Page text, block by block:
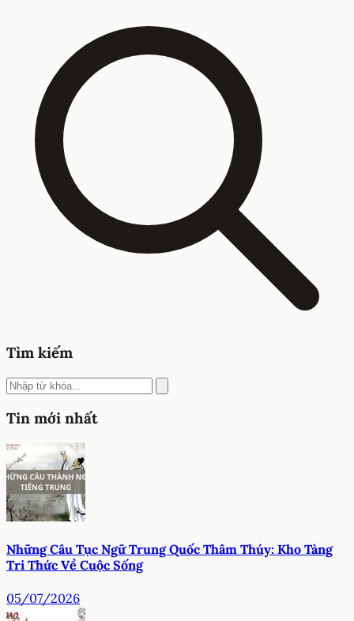
Tìm kiếm
Tin mới nhất
Những Câu Tục Ngữ Trung Quốc Thâm Thúy: Kho Tàng
Tri Thức Về Cuộc Sống
05/07/2026